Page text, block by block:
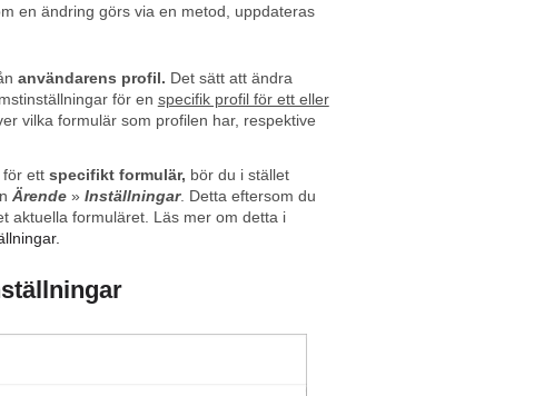
en ändring görs via en metod, uppdateras
användarens profil. Det sätt att ändra
för en specifik profil för ett eller
vilka formulär som profilen har, respektive
för ett specifikt formulär, bör du i stället
Ärende» Inställningar. Detta eftersom du
aktuella formuläret. Läs mer om detta i